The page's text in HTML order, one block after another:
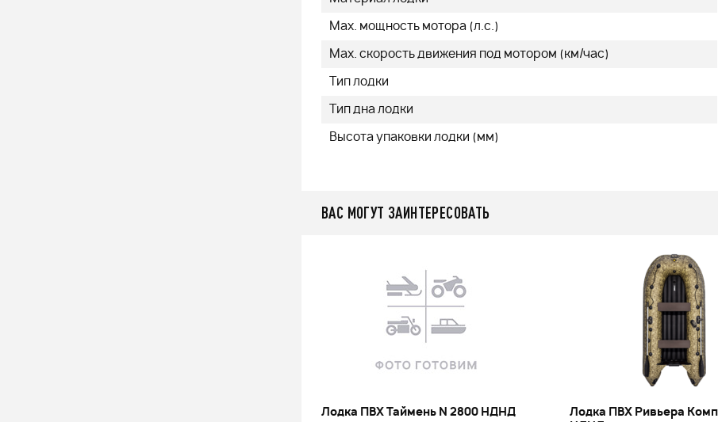
Max. мощность мотора (л.с.)
Max. скорость движения под мотором (км/час)
Тип лодки
Тип дна лодки
Высота упаковки лодки (мм)
ВАС МОГУТ ЗАИНТЕРЕСОВАТЬ
Лодка ПВХ Таймень N 2800 НДНД
Лодка ПВХ Ривьера